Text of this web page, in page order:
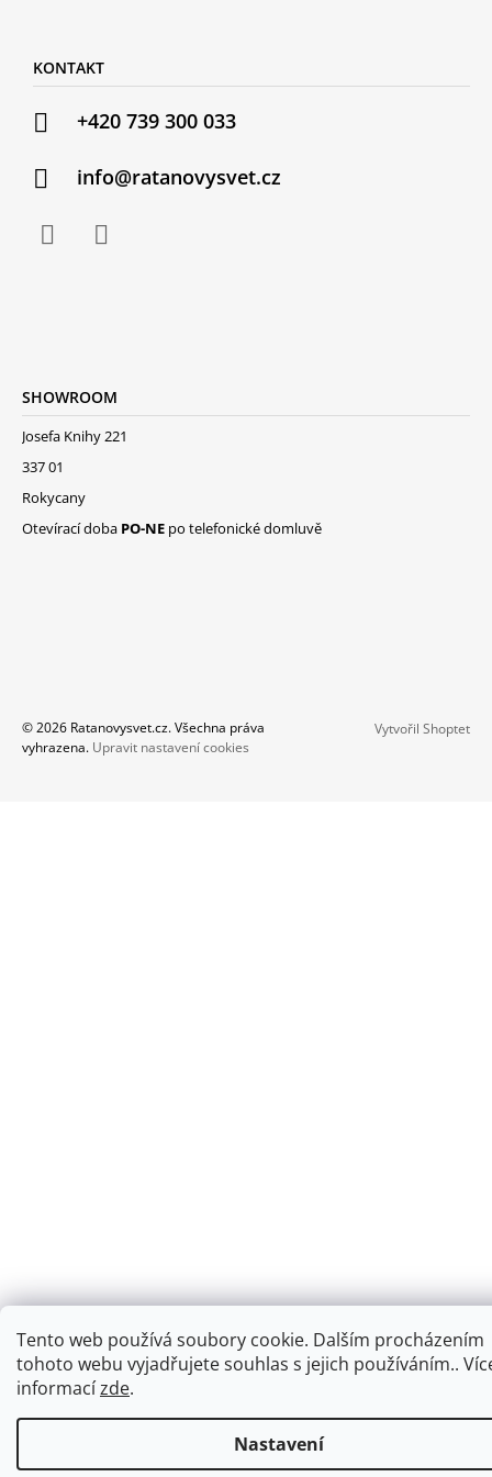
Tento web používá soubory cookie. Dalším procházením
tohoto webu vyjadřujete souhlas s jejich používáním..
informacízde.
Nastavení
KONTAKT
+420 739 300 033
info@ratanovysvet.cz
SHOWROOM
Josefa Knihy 221
337 01
Rokycany
Otevírací doba PO-NE po telefonické domluvě
Vytvořil Shoptet
© 2026 Ratanovysvet.cz. Všechna práva
vyhrazena. Upravit nastavení cookies